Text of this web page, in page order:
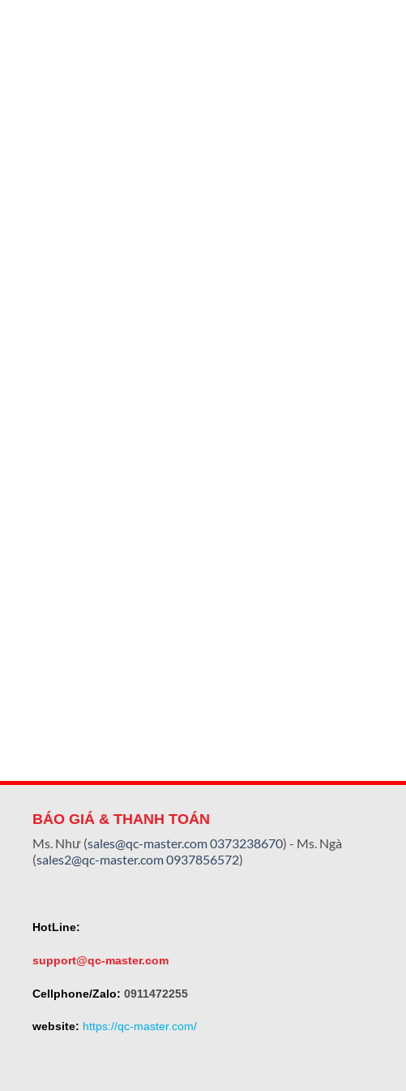
BÁO GIÁ & THANH TOÁN
Ms. Như (sales@qc-master.com0373238670) - Ms. Ngà
(sales2@qc-master.com0937856572)
HotLine:
support@qc-master.com
Cellphone/Zalo: 0911472255
website: https://qc-master.com/